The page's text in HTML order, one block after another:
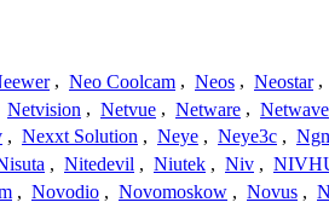
, Neo Coolcam , Neos , Neostar ,
Netvision , Netvue , Netware , Netwave
, Nexxt Solution , Neye , Neye3c ,
, Nitedevil , Niutek , Niv ,
, Novodio , Novomoskow , Novus ,